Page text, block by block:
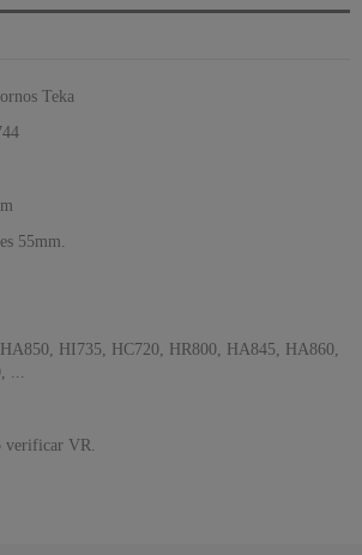
Teka
55mm.
HI735, HC720, HR800, HA845, HA860,
...
verificar VR.